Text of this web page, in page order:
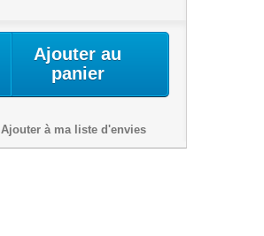
Ajouter au
panier
Ajouter à ma liste d'envies